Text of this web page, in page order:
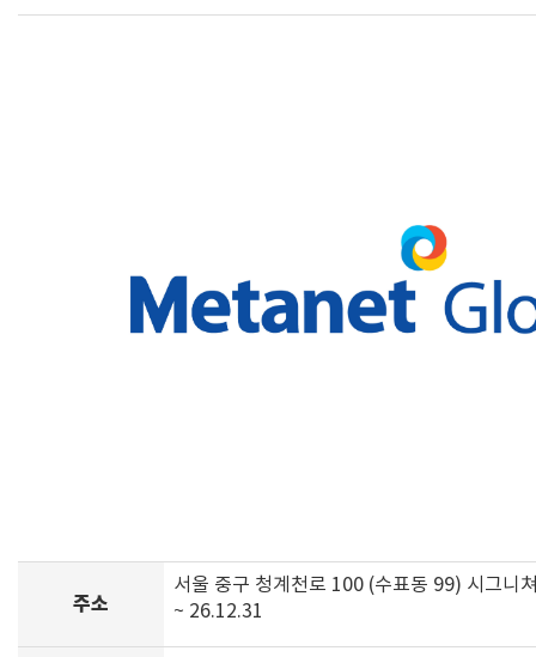
주소
서울 중구 청계천로 100 (수표동 99) 시그니
~ 26.12.31